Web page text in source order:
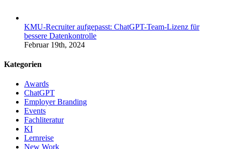
KMU-Recruiter aufgepasst: ChatGPT-Team-Lizenz für
bessere Datenkontrolle
Februar 19th, 2024
Kategorien
Awards
ChatGPT
Employer Branding
Events
Fachliteratur
KI
Lernreise
New Work